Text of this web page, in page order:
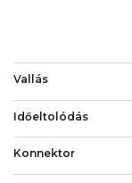
Vallás
Időeltolódás
Konnektor